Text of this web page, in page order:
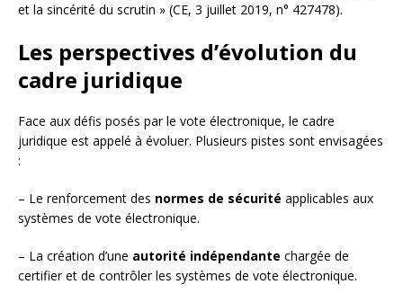
et la sincérité du scrutin » (CE, 3 juillet 2019, n° 427478).
Les perspectives d’évolution du
cadre juridique
Face aux défis posés par le vote électronique, le cadre
juridique est appelé à évoluer. Plusieurs pistes sont envisagées
:
– Le renforcement des normes de sécurité applicables aux
systèmes de vote électronique.
– La création d’une autorité indépendante chargée de
certifier et de contrôler les systèmes de vote électronique.